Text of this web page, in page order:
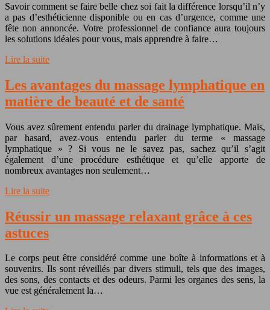
Savoir comment se faire belle chez soi fait la différence lorsqu’il n’y
a pas d’esthéticienne disponible ou en cas d’urgence, comme une
fête non annoncée. Votre professionnel de confiance aura toujours
les solutions idéales pour vous, mais apprendre à faire…
Lire la suite
Les avantages du massage lymphatique en
matière de beauté et de santé
Vous avez sûrement entendu parler du drainage lymphatique. Mais,
par hasard, avez-vous entendu parler du terme « massage
lymphatique » ? Si vous ne le savez pas, sachez qu’il s’agit
également d’une procédure esthétique et qu’elle apporte de
nombreux avantages non seulement…
Lire la suite
Réussir un massage relaxant grâce à ces
astuces
Le corps peut être considéré comme une boîte à informations et à
souvenirs. Ils sont réveillés par divers stimuli, tels que des images,
des sons, des contacts et des odeurs. Parmi les organes des sens, la
vue est généralement la…